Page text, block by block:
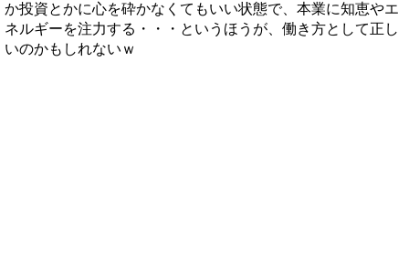
か投資とかに心を砕かなくてもいい状態で、本業に知恵やエ
ネルギーを注力する・・・というほうが、働き方として正し
いのかもしれないｗ